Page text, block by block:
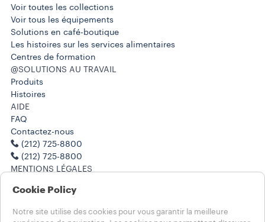
Voir toutes les collections
Voir tous les équipements
Solutions en café-boutique
Les histoires sur les services alimentaires
Centres de formation
@SOLUTIONS AU TRAVAIL
Produits
Histoires
AIDE
FAQ
Contactez-nous
(212) 725-8800
(212) 725-8800
MENTIONS LÉGALES
Choisissez votre pays
Cookie Policy
Notre site utilise des cookies pour vous garantir la meilleure